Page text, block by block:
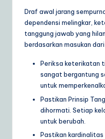
Draf awal jarang
dependensi melingkar,
tanggung jawab yang
berdasarkan masukan
Periksa keterikatan
sangat bergantung
untuk
Pastikan Prinsip
dihormati. Setiap
untuk berubah.
Pastikan